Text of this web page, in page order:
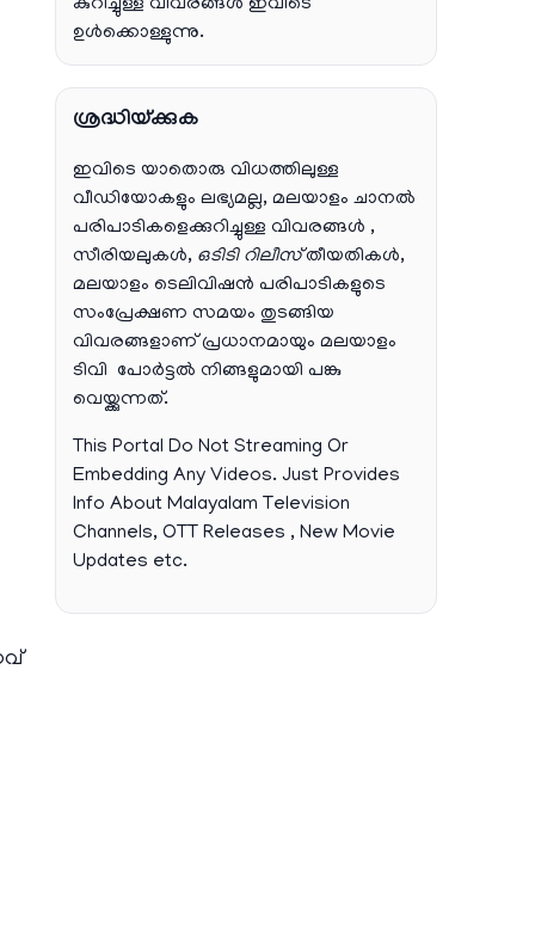
കുറിച്ചുള്ള വിവരങ്ങൾ ഇവിടെ
ഉൾക്കൊള്ളുന്നു.
ശ്രദ്ധിയ്ക്കുക
ഇവിടെ യാതൊരു വിധത്തിലുള്ള
വീഡിയോകളും ലഭ്യമല്ല, മലയാളം ചാനല്‍
പരിപാടികളെക്കുറിച്ചുള്ള വിവരങ്ങള്‍ ,
സീരിയലുകള്‍, ഒടിടി റിലീസ്തീയതികള്‍,
മലയാളം ടെലിവിഷന്‍ പരിപാടികളുടെ
സംപ്രേക്ഷണ സമയം തുടങ്ങിയ
വിവരങ്ങളാണ് പ്രധാനമായും മലയാളം
ടിവി പോര്‍ട്ടല്‍ നിങ്ങളുമായി പങ്കു
വെയ്ക്കുന്നത്.
This Portal Do Not Streaming Or
Embedding Any Videos. Just Provides
Info About Malayalam Television
Channels, OTT Releases , New Movie
Updates etc.